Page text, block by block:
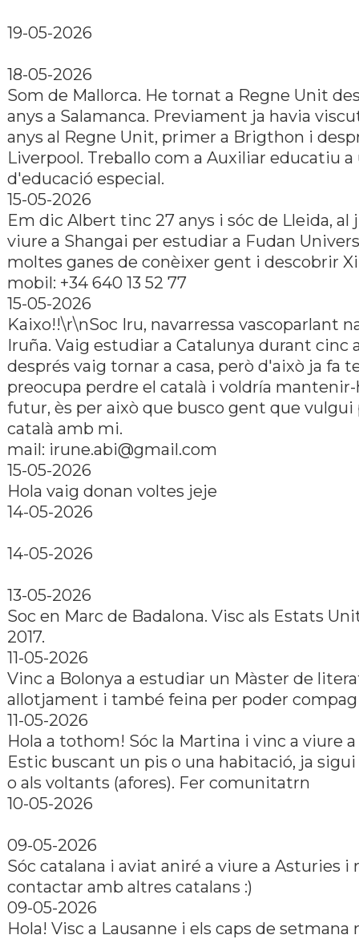
19-05-2026
18-05-2026
Som de Mallorca. He tornat a Regne Unit
anys a Salamanca. Previament ja havia
anys al Regne Unit, primer a Brigthon i
Liverpool. Treballo com a Auxiliar educatiu
d'educació especial.
15-05-2026
Em dic Albert tinc 27 anys i sóc de Lleida, al
viure a Shangai per estudiar a Fudan
moltes ganes de conèixer gent i descobrir
mobil: +34 640 13 52 77
15-05-2026
Kaixo!!\r\nSoc Iru, navarressa vascoparlant
Iruña. Vaig estudiar a Catalunya durant cinc
després vaig tornar a casa, però d'això ja fa
preocupa perdre el català i voldría
futur, ès per això que busco gent que vulgui
català amb mi.
mail: irune.abi@gmail.com
15-05-2026
Hola vaig donan voltes jeje
14-05-2026
14-05-2026
13-05-2026
Soc en Marc de Badalona. Visc als Estats
2017.
11-05-2026
Vinc a Bolonya a estudiar un Màster de
allotjament i també feina per poder
11-05-2026
Hola a tothom! Sóc la Martina i vinc a viure a
Estic buscant un pis o una habitació, ja
o als voltants (afores). Fer comunitatrn​
10-05-2026
09-05-2026
Sóc catalana i aviat aniré a viure a Asturies i
contactar amb altres catalans :)
09-05-2026
Hola! Visc a Lausanne i els caps de setmana